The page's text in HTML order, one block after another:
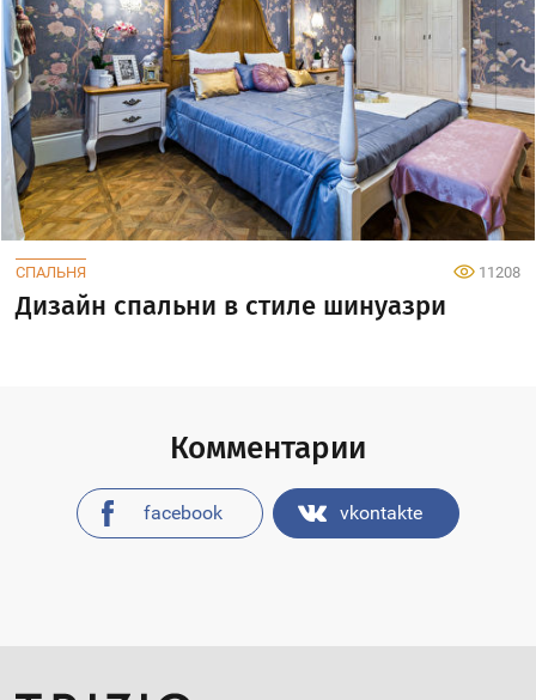
СПАЛЬНЯ 11208
Дизайн спальни в стиле шинуазри
Комментарии
facebook vkontakte